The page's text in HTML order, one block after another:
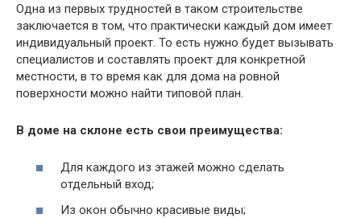
Одна из первых трудностей в таком строительстве
заключается в том, что практически каждый дом имеет
индивидуальный проект. То есть нужно будет вызывать
специалистов и составлять проект для конкретной
местности, в то время как для дома на ровной
поверхности можно найти типовой план.
В доме на склоне есть свои преимущества:
Для каждого из этажей можно сделать
отдельный вход;
Из окон обычно красивые виды;